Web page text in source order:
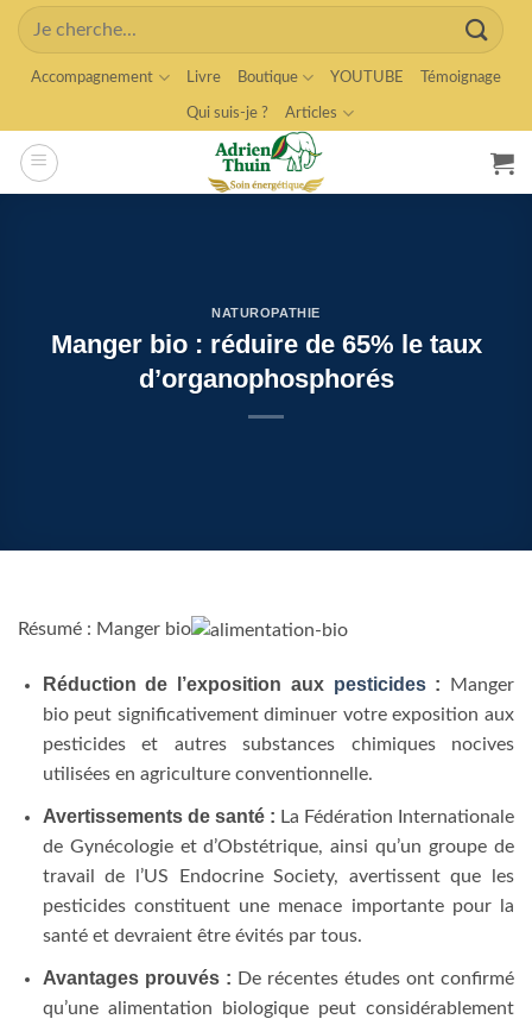
Skip
content
Search
for:
Accompagnement Livre Boutique YOUTUBE Témoignage
Qui suis-je ? Articles
NATUROPATHIE
Manger bio : réduire de 65% le taux
d’organophosphorés
Résumé : Manger bio
Réduction de l’exposition aux pesticides: Manger
bio peut significativement diminuer votre exposition aux
pesticides et autres substances chimiques nocives
utilisées en agriculture conventionnelle.
Avertissements de santé : La Fédération Internationale
de Gynécologie et d’Obstétrique, ainsi qu’un groupe de
travail de l’US Endocrine Society, avertissent que les
pesticides constituent une menace importante pour la
santé et devraient être évités par tous.
Avantages prouvés : De récentes études ont confirmé
qu’une alimentation biologique peut considérablement